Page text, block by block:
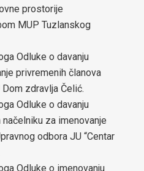
prostorije
MUP Tuzlanskog
Odluke o davanju
privremenih članova
zdravlja Čelić.
Odluke o davanju
za imenovanje
odbora JU “Centar
Odluke o imenovanju
općine Čelić
izvorišta
Općine Čelić 2020 – 2025
Čelić 2026 - 2034
udruženja
siromaštva stanovništva